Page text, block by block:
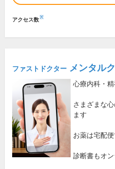
アクセス数※
ファストドクター メンタル
心療内科・
さまざまな
ます
お薬は宅配
診断書もオ